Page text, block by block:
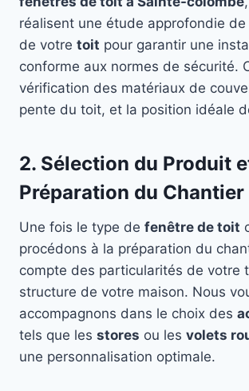
réalisent une étude approfondie
de votre toit pour garantir une
conforme aux normes de sécurité.
vérification des matériaux de
pente du toit, et la position idéale
2. Sélection du Produit
Préparation du Chantier
Une fois le type de fenêtre de toit
procédons à la préparation du
compte des particularités de votre
structure de votre maison. Nous
accompagnons dans le choix des
tels que les stores ou les volets
une personnalisation optimale.